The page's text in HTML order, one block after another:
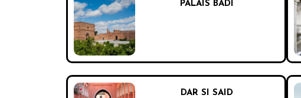
PALAIS BADI
DAR SI SAID